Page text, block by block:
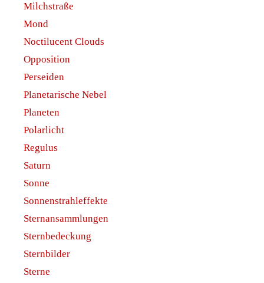
Milchstraße
Mond
Noctilucent Clouds
Opposition
Perseiden
Planetarische Nebel
Planeten
Polarlicht
Regulus
Saturn
Sonne
Sonnenstrahleffekte
Sternansammlungen
Sternbedeckung
Sternbilder
Sterne